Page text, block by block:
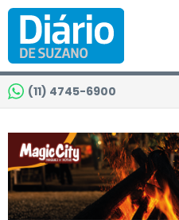
(11) 4745-6900